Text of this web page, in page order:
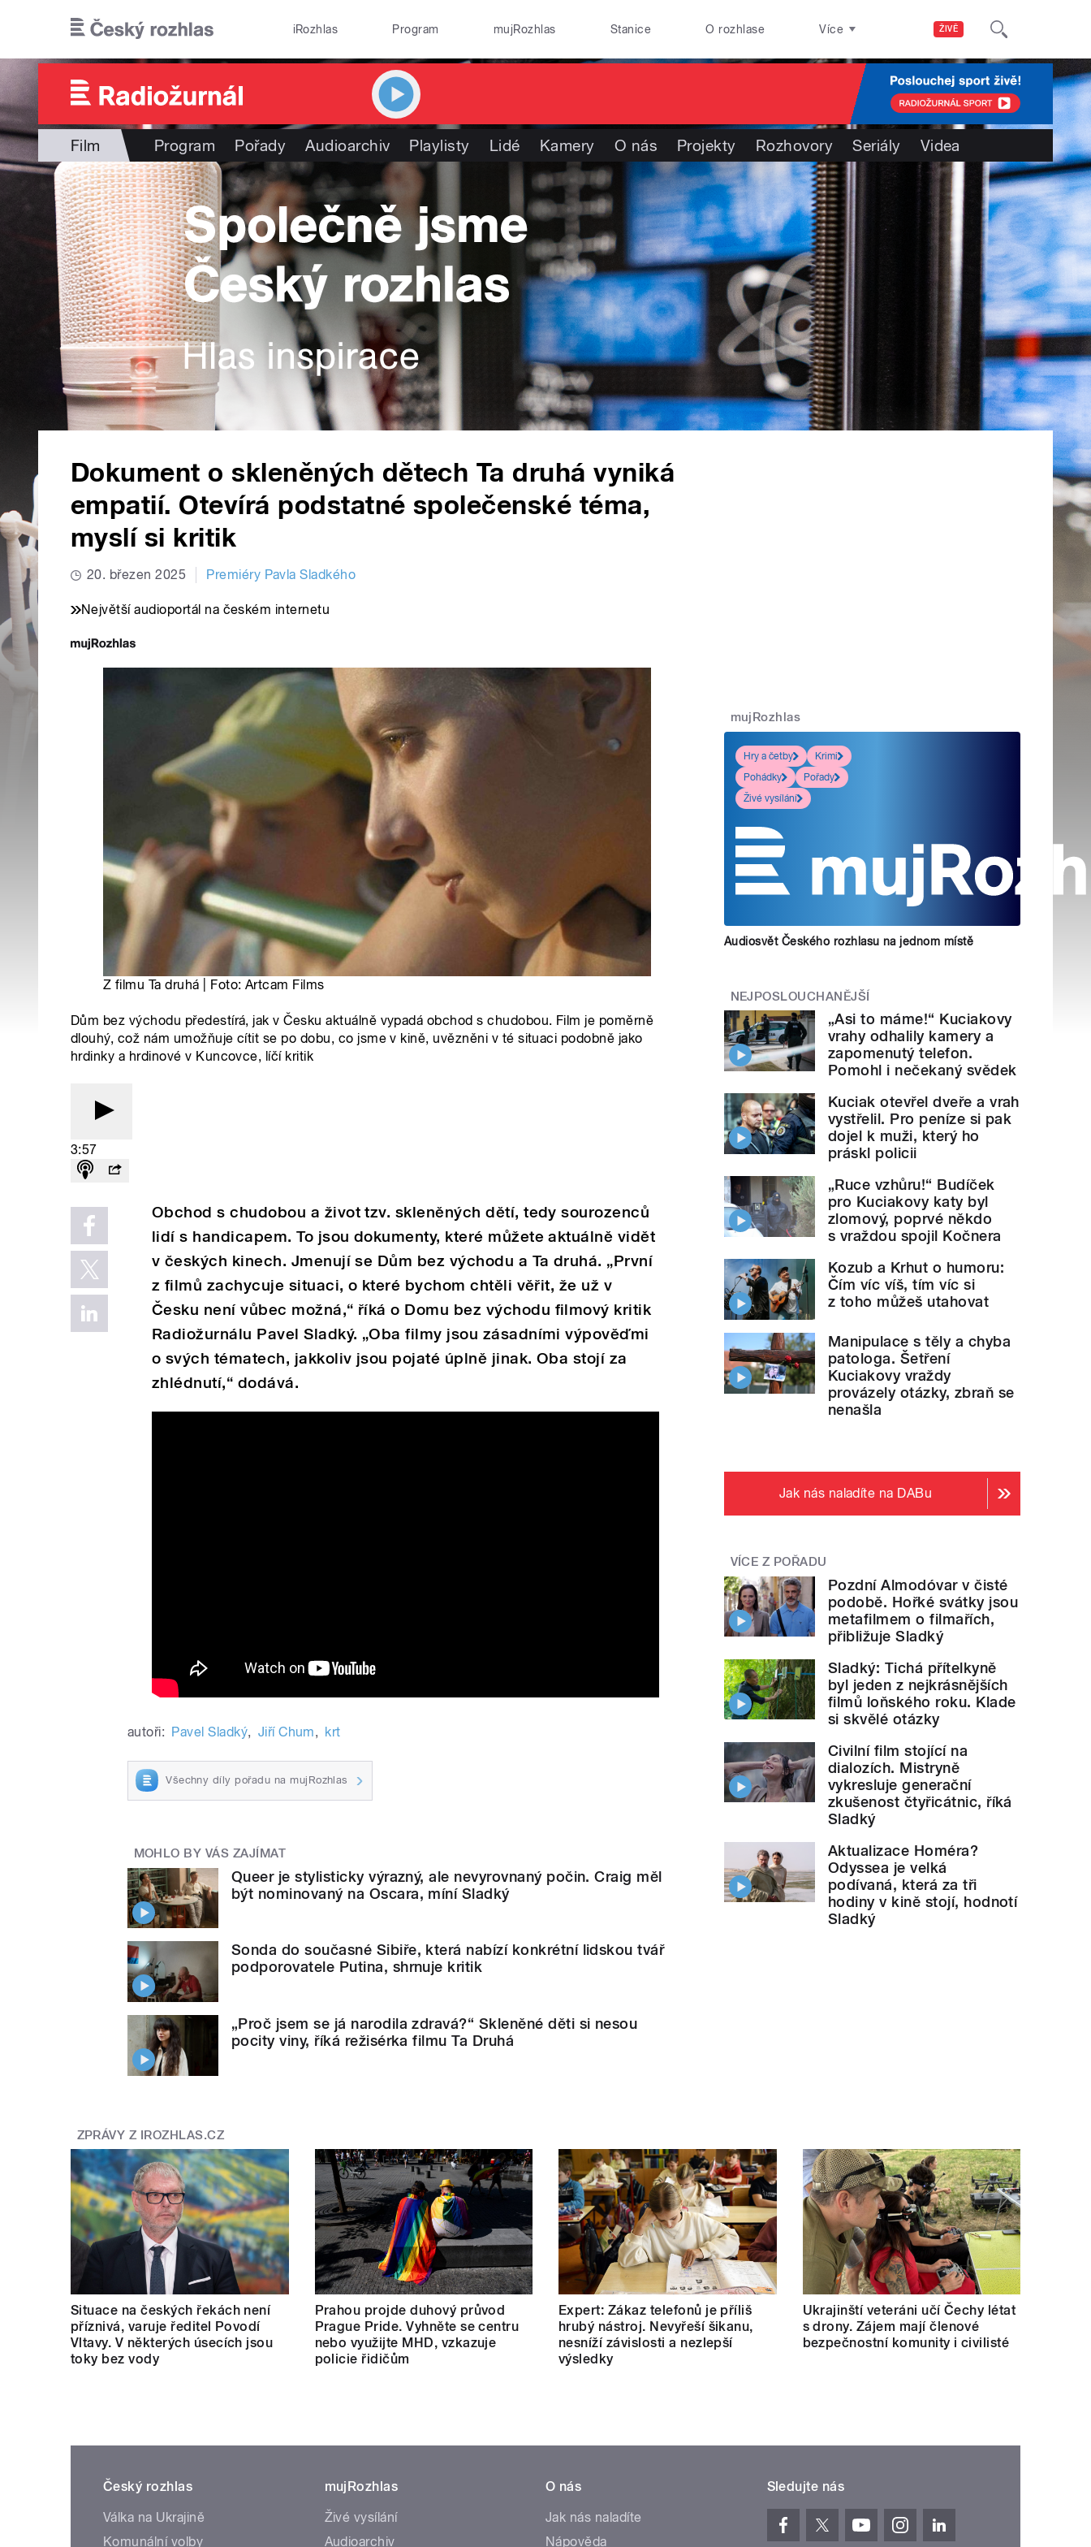
ŽIVĚ
iRozhlas Program mujRozhlas Stanice O rozhlase Více
Film Program Pořady Audioarchiv Playlisty Lidé Kamery O nás Projekty Rozhovory Seriály Videa
Dokument o skleněných dětech Ta druhá vyniká
empatií. Otevírá podstatné společenské téma,
myslí si kritik
20. březen 2025 Premiéry Pavla Sladkého
Největší audioportál na českém internetu
Z filmu Ta druhá | Foto: Artcam Films
Dům bez východu předestírá, jak v Česku aktuálně vypadá obchod s chudobou. Film je poměrně
dlouhý, což nám umožňuje cítit se po dobu, co jsme v kině, uvězněni v té situaci podobně jako
hrdinky a hrdinové v Kuncovce, líčí kritik
3:57
Obchod s chudobou a život tzv. skleněných dětí, tedy sourozenců
lidí s handicapem. To jsou dokumenty, které můžete aktuálně vidět
v českých kinech. Jmenují se Dům bez východu a Ta druhá. „První
z filmů zachycuje situaci, o které bychom chtěli věřit, že už v
Česku není vůbec možná,“ říká o Domu bez východu filmový kritik
Radiožurnálu Pavel Sladký. „Oba filmy jsou zásadními výpověďmi
o svých tématech, jakkoliv jsou pojaté úplně jinak. Oba stojí za
zhlédnutí,“ dodává.
autoři: Pavel Sladký, Jiří Chum, krt
Všechny díly pořadu na mujRozhlas
MOHLO BY VÁS ZAJÍMAT
Queer je stylisticky výrazný, ale nevyrovnaný počin. Craig měl
být nominovaný na Oscara, míní Sladký
Sonda do současné Sibiře, která nabízí konkrétní lidskou tvář
podporovatele Putina, shrnuje kritik
„Proč jsem se já narodila zdravá?“ Skleněné děti si nesou
pocity viny, říká režisérka filmu Ta Druhá
mujRozhlas
Hry a četby
Krimi
Pohádky
Pořady
Živé vysílání
Audiosvět Českého rozhlasu na jednom místě
NEJPOSLOUCHANĚJŠÍ
„Asi to máme!“ Kuciakovy
vrahy odhalily kamery a
zapomenutý telefon.
Pomohl i nečekaný svědek
Kuciak otevřel dveře a vrah
vystřelil. Pro peníze si pak
dojel k muži, který ho
práskl policii
„Ruce vzhůru!“ Budíček
pro Kuciakovy katy byl
zlomový, poprvé někdo
s vraždou spojil Kočnera
Kozub a Krhut o humoru:
Čím víc víš, tím víc si
z toho můžeš utahovat
Manipulace s těly a chyba
patologa. Šetření
Kuciakovy vraždy
provázely otázky, zbraň se
nenašla
Jak nás naladíte na DABu
VÍCE Z POŘADU
Pozdní Almodóvar v čisté
podobě. Hořké svátky jsou
metafilmem o filmařích,
přibližuje Sladký
Sladký: Tichá přítelkyně
byl jeden z nejkrásnějších
filmů loňského roku. Klade
si skvělé otázky
Civilní film stojící na
dialozích. Mistryně
vykresluje generační
zkušenost čtyřicátnic, říká
Sladký
Aktualizace Homéra?
Odyssea je velká
podívaná, která za tři
hodiny v kině stojí, hodnotí
Sladký
ZPRÁVY Z IROZHLAS.CZ
Situace na českých řekách není
příznivá, varuje ředitel Povodí
Vltavy. V některých úsecích jsou
toky bez vody
Prahou projde duhový průvod
Prague Pride. Vyhněte se centru
nebo využijte MHD, vzkazuje
policie řidičům
Expert: Zákaz telefonů je příliš
hrubý nástroj. Nevyřeší šikanu,
nesníží závislosti a nezlepší
výsledky
Ukrajinští veteráni učí Čechy létat
s drony. Zájem mají členové
bezpečnostní komunity i civilisté
Český rozhlas
Válka na Ukrajině
Komunální volby
mujRozhlas
Živé vysílání
Audioarchiv
O nás
Jak nás naladíte
Nápověda
Sledujte nás